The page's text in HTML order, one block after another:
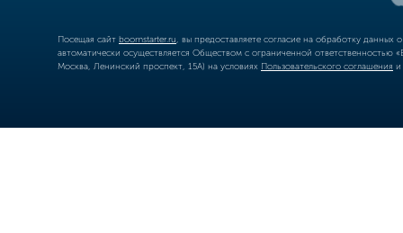
Посещая сайт boomstarter.ru , вы предоставляете согласие на обработку
автоматически осуществляется Обществом с ограниченной
Москва, Ленинский проспект, 15А) на условиях Пользовательского соглашения и